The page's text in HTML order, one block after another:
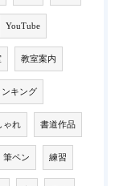
YouTube
教室案内
キング
ゃれ 書道作品
筆ペン 練習